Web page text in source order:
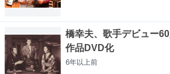
橋幸夫、歌手デビュー
作品DVD化
6年以上前